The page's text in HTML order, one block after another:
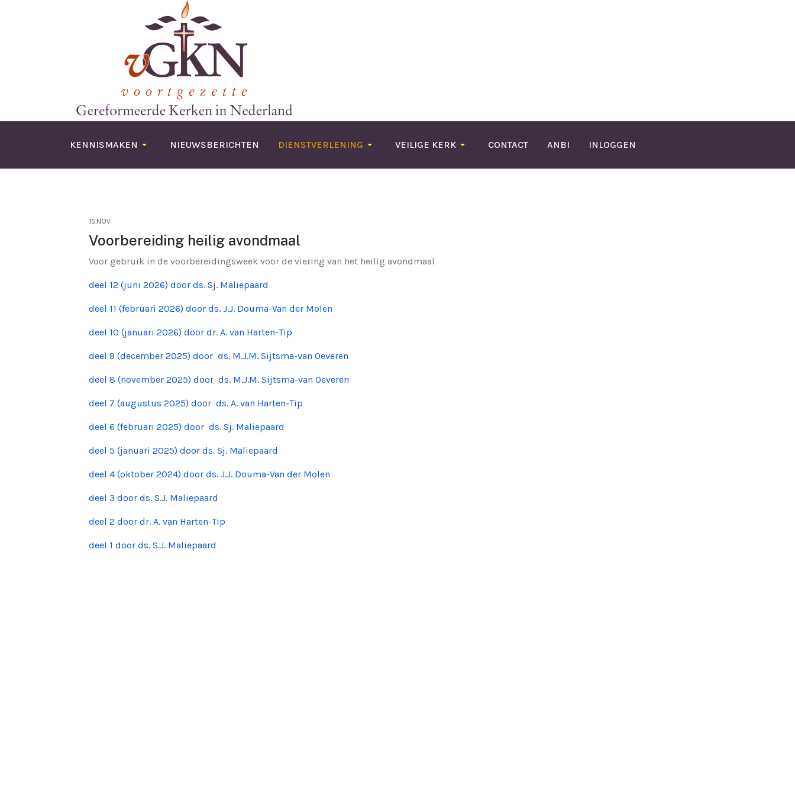
KENNISMAKEN NIEUWSBERICHTEN DIENSTVERLENING VEILIGE KERK CONTACT ANBI INLOGGEN
15.NOV
Voorbereiding heilig avondmaal
Voor gebruik in de voorbereidingsweek voor de viering van het heilig avondmaal
deel 12 (juni 2026) door ds. Sj. Maliepaard
deel 11 (februari 2026) door ds. J.J. Douma-Van der Molen
deel 10 (januari 2026) door dr. A. van Harten-Tip
deel 9 (december 2025) door ds. M.J.M. Sijtsma-van Oeveren
deel 8 (november 2025) door ds. M.J.M. Sijtsma-van Oeveren
deel 7 (augustus 2025) door ds. A. van Harten-Tip
deel 6 (februari 2025) door ds. Sj. Maliepaard
deel 5 (januari 2025) door ds. Sj. Maliepaard
deel 4 (oktober 2024) door ds. J.J. Douma-Van der Molen
deel 3 door ds. S.J. Maliepaard
deel 2 door dr. A. van Harten-Tip
deel 1 door ds. S.J. Maliepaard